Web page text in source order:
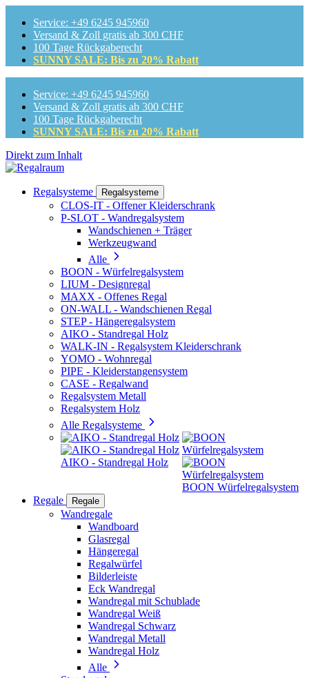
Service: +49 6245 945960
Versand & Zoll gratis ab 300 CHF
100 Tage Rückgaberecht
SUNNY SALE: Bis zu 20% Rabatt
Service: +49 6245 945960
Versand & Zoll gratis ab 300 CHF
100 Tage Rückgaberecht
SUNNY SALE: Bis zu 20% Rabatt
Direkt zum Inhalt
Regalsysteme Regalsysteme
CLOS-IT - Offener Kleiderschrank
P-SLOT - Wandregalsystem
Wandschienen + Träger
Werkzeugwand
Alle
BOON - Würfelregalsystem
LIUM - Designregal
MAXX - Offenes Regal
ON-WALL - Wandschienen Regal
STEP - Hängeregalsystem
AIKO - Standregal Holz
WALK-IN - Regalsystem Kleiderschrank
YOMO - Wohnregal
PIPE - Kleiderstangensystem
CASE - Regalwand
Regalsystem Metall
Regalsystem Holz
Alle Regalsysteme
AIKO - Standregal Holz
BOON Würfelregalsystem
Regale
Regale
Wandregale
Wandboard
Glasregal
Hängeregal
Regalwürfel
Bilderleiste
Eck Wandregal
Wandregal mit Schublade
Wandregal Weiß
Wandregal Schwarz
Wandregal Metall
Wandregal Holz
Alle